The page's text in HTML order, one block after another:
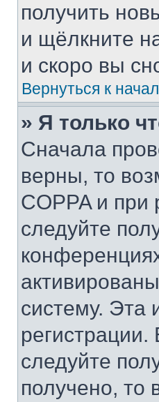
получить
и щёлкните
и скоро вы
Вернуться к
» Я только
Сначала
верны, то
COPPA и при
следуйте
систему. Эта
следуйте
получено, то